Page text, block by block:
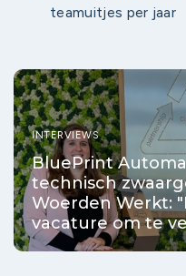
teamuitjes per jaar
INTERVIEWS
BluePrint
technisch
Woerden Werkt:
vacature om te